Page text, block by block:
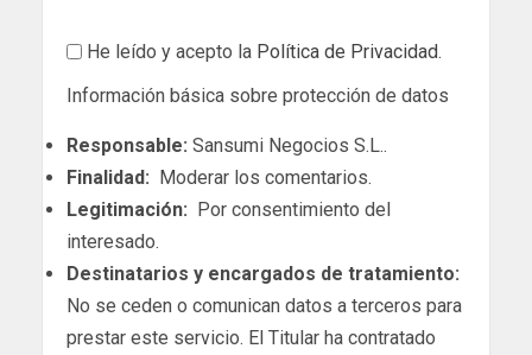
He leído y acepto la Política de Privacidad.
Información básica sobre protección de datos
Responsable: Sansumi Negocios S.L..
Finalidad: Moderar los comentarios.
Legitimación: Por consentimiento del
interesado.
Destinatarios y encargados de tratamiento:
No se ceden o comunican datos a terceros para
prestar este servicio. El Titular ha contratado